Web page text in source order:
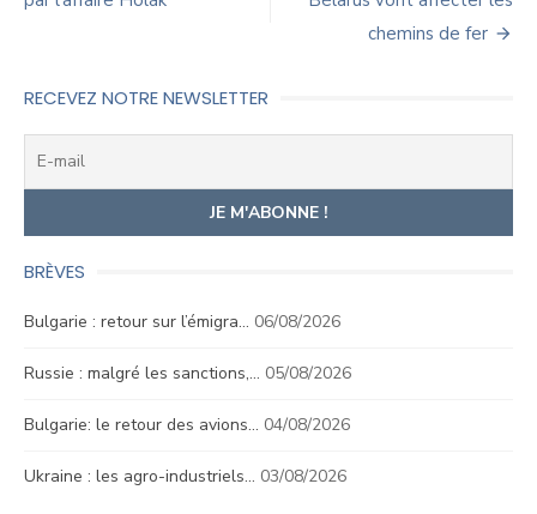
l’article
chemins de fer
RECEVEZ NOTRE NEWSLETTER
BRÈVES
Bulgarie : retour sur l’émigra… 06/08/2026
Russie : malgré les sanctions,… 05/08/2026
Bulgarie: le retour des avions… 04/08/2026
Ukraine : les agro-industriels… 03/08/2026